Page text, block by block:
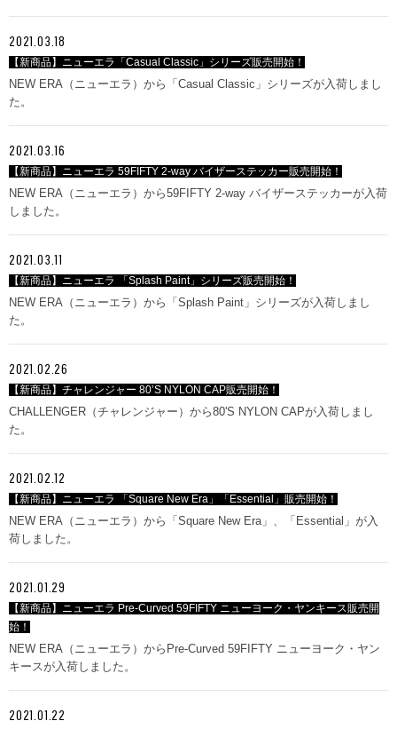
2021.03.18
【新商品】ニューエラ「Casual Classic」シリーズ販売開始！
NEW ERA（ニューエラ）から「Casual Classic」シリーズが入荷しまし
た。
2021.03.16
【新商品】ニューエラ 59FIFTY 2-way バイザーステッカー販売開始！
NEW ERA（ニューエラ）から59FIFTY 2-way バイザーステッカーが入荷
しました。
2021.03.11
【新商品】ニューエラ 「Splash Paint」シリーズ販売開始！
NEW ERA（ニューエラ）から「Splash Paint」シリーズが入荷しまし
た。
2021.02.26
【新商品】チャレンジャー 80’S NYLON CAP販売開始！
CHALLENGER（チャレンジャー）から80'S NYLON CAPが入荷しまし
た。
2021.02.12
【新商品】ニューエラ 「Square New Era」「Essential」販売開始！
NEW ERA（ニューエラ）から「Square New Era」、「Essential」が入
荷しました。
2021.01.29
【新商品】ニューエラ Pre-Curved 59FIFTY ニューヨーク・ヤンキース販売開
始！
NEW ERA（ニューエラ）からPre-Curved 59FIFTY ニューヨーク・ヤン
キースが入荷しました。
2021.01.22